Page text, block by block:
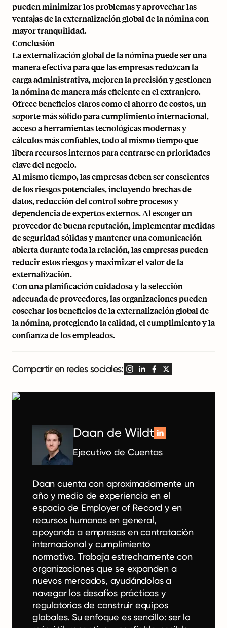
pueden minimizar los problemas y aprovechar las
ventajas de la externalización global de la nómina con
mayor tranquilidad.
Conclusión
La externalización global de la nómina puede ser una
manera efectiva para que las empresas reduzcan la
carga administrativa, mejoren la precisión y gestionen
la nómina de manera más eficiente en el extranjero.
Ofrece beneficios claros como el ahorro de costos, un
soporte más sólido paracumplimiento internacional,
acceso a herramientas tecnológicas modernas y
cálculos más confiables, todo al mismo tiempo que
libera recursos internos para centrarse en prioridades
clave del negocio.
Al mismo tiempo, las empresas deben ser conscientes
de los riesgos potenciales, incluyendo brechas de
datos, reducción del control sobre procesos y
dependencia de expertos externos. Al escoger un
proveedor de buena reputación, implementar medidas
de seguridad sólidas y mantener una comunicación
abierta durante toda la relación, las empresas pueden
reducir estos riesgos y maximizar el valor de la
externalización.
Con una planificación cuidadosa y la selección
adecuada de proveedores, las organizaciones pueden
cosechar los beneficios de la externalización global de
la nómina, protegiendo la calidad, el cumplimiento y la
confianza de los empleados.
Compartir en redes sociales:
Daan de Wildt
Ejecutivo de Cuentas
Daan cuenta con aproximadamente un
año y medio de experiencia en el
espacio de Employer of Record y en
recursos humanos en general,
apoyando a empresas en contratación
internacional y cumplimiento
normativo. Trabaja estrechamente con
organizaciones que se expanden a
nuevos mercados, ayudándolas a
navegar los desafíos prácticos y
regulatorios de construir equipos
globales. Su enfoque es sencillo: ser lo